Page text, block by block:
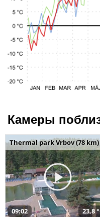
Камеры
Thermal park Vrbov (78 km)
09:02 23,8